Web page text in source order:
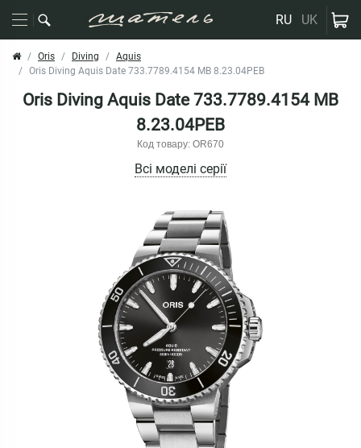
RU UK
Oris Diving
Aquis
Oris Diving Aquis Date 733.7789.4154 MB 8.23.04PEB
Oris Diving Aquis Date 733.7789.4154 MB
8.23.04PEB
Код товару: OR670
Всі моделі серії